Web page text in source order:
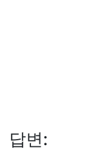
답변: